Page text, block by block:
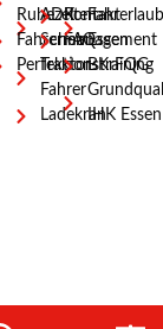
ADR
Schein
Traktor-
Fahrer
Ladekran
Ruhezeiten
Fahrermanagement
Perfektionstraining
Kontakt
FAQEssen
BKrFQG
IHK Essen